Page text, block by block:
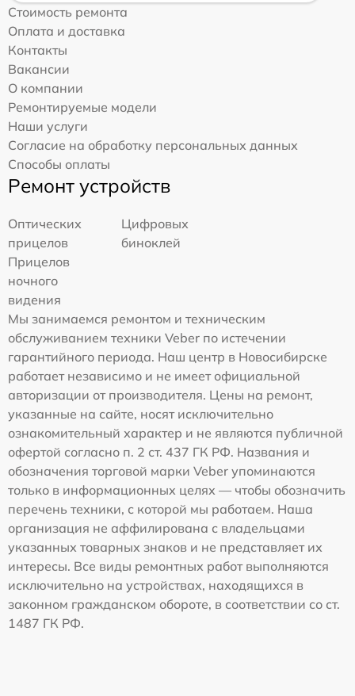
Стоимость ремонта
Оплата и доставка
Контакты
Вакансии
О компании
Ремонтируемые модели
Наши услуги
Согласие на обработку персональных данных
Способы оплаты
Ремонт устройств
Оптических
прицелов
Цифровых
биноклей
Прицелов
ночного
видения
Мы занимаемся ремонтом и техническим
обслуживанием техники Veber по истечении
гарантийного периода. Наш центр в Новосибирске
работает независимо и не имеет официальной
авторизации от производителя. Цены на ремонт,
указанные на сайте, носят исключительно
ознакомительный характер и не являются публичной
офертой согласно п. 2 ст. 437 ГК РФ. Названия и
обозначения торговой марки Veber упоминаются
только в информационных целях — чтобы обозначить
перечень техники, с которой мы работаем. Наша
организация не аффилирована с владельцами
указанных товарных знаков и не представляет их
интересы. Все виды ремонтных работ выполняются
исключительно на устройствах, находящихся в
законном гражданском обороте, в соответствии со ст.
1487 ГК РФ.